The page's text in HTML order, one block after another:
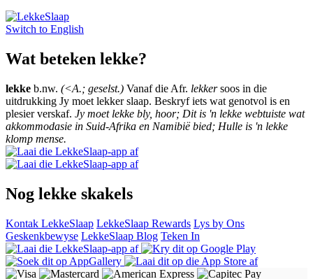
Switch to English
Wat beteken lekke?
lekke b.nw. (<A.; geselst.) Vanaf die Afr. lekkersoos in die
uitdrukking Jy moet lekker slaap. Beskryf iets wat genotvol is en
plesier verskaf. Jy moet lekke bly, hoor; Dit is 'n lekke webtuiste wat
akkommodasie in Suid-Afrika en Namibië bied; Hulle is 'n lekke
klomp mense.
Nog lekke skakels
Kontak LekkeSlaap LekkeSlaap Rewards Lys by Ons
Geskenkbewyse LekkeSlaap Blog Teken In